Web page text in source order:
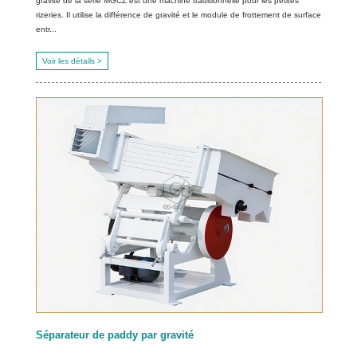
rizeries. Il utilise la différence de gravité et le module de frottement de surface
entr...
Voir les détails >
Séparateur de paddy par gravité